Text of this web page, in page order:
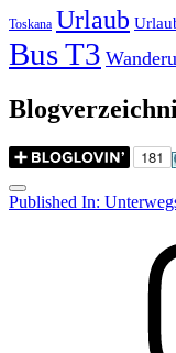
Toskana Urlaub
Bus T3
Menu
Post
Published In: